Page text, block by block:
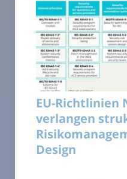
EU-Richtlinien
verlangen
Design